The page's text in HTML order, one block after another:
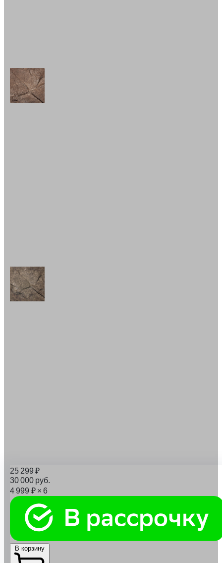
25 299 ₽
30 000 руб.
4 999 ₽ × 6